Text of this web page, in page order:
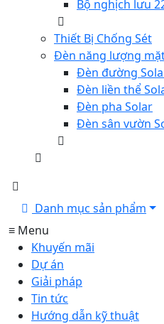
Bộ nghịch lưu
Thiết Bị Chống Sét
Đèn năng lượng
Đèn đường
Đèn liền thể
Đèn pha Solar
Đèn sân vườn
Danh mục sản phẩm
≡ Menu
Khuyến mãi
Dự án
Giải pháp
Tin tức
Hướng dẫn kỹ thuật